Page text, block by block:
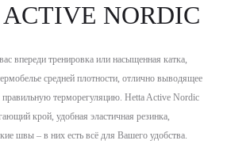
NORDIC
впереди тренировка или насыщенная катка,
средней плотности, отлично выводящее
терморегуляцию. Hetta Active Nordic
крой, удобная эластичная резинка,
швы – в них есть всё для Вашего удобства.